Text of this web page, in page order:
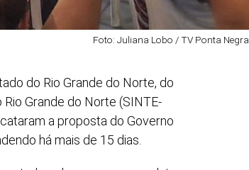
Foto: Juliana Lobo / TV Ponta Negra
do Rio Grande do Norte, do
Grande do Norte (SINTE-
a proposta do Governo
há mais de 15 dias.